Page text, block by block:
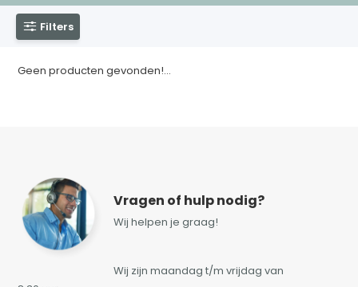
Filters
Geen producten gevonden!...
Vragen of hulp nodig?
Wij helpen je graag!
Wij zijn maandag t/m vrijdag van